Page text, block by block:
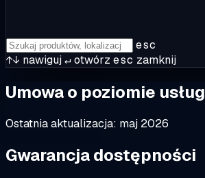
esc
↑↓ nawiguj↵otwórz esc zamknij
Umowa o poziomie usług
Ostatnia aktualizacja: maj 2026
Gwarancja dostępności